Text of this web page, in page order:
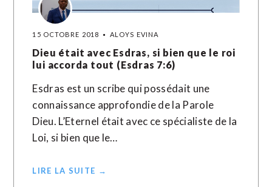
15 OCTOBRE 2018 ALOYS EVINA
Dieu était avec Esdras, si bien que le roi
lui accorda tout (Esdras 7:6)
Esdras est un scribe qui possédait une
connaissance approfondie de la Parole
Dieu. L’Eternel était avec ce spécialiste de la
Loi, si bien que le…
LIRE LA SUITE →